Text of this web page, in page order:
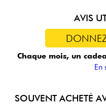
AVIS
Chaque mois, un
En
SOUVENT ACHETÉ